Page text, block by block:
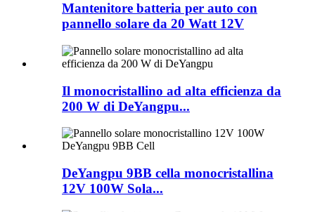
Mantenitore batteria per auto con
pannello solare da 20 Watt 12V
Il monocristallino ad alta efficienza da
200 W di DeYangpu...
DeYangpu 9BB cella monocristallina
12V 100W Sola...